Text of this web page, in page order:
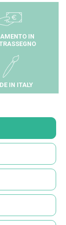
IN
IN ITALY